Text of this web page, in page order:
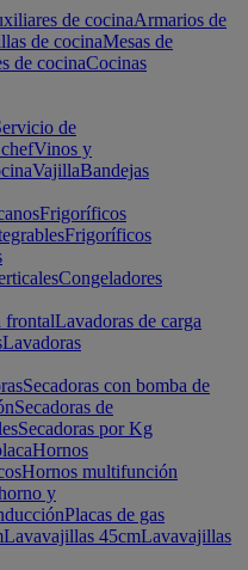
de cocinaArmarios de
de cocinaMesas de
de cocinaCocinas
de
Vinos y
VajillaBandejas
Frigoríficos
Frigoríficos
Congeladores
frontalLavadoras de carga
Lavadoras
Secadoras con bomba de
Secadoras de
Secadoras por Kg
Hornos
Hornos multifunción
y
Placas de gas
Lavavajillas 45cmLavavajillas